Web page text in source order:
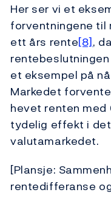
Her ser vi et
forventningene til
ett års rente[8],
et eksempel på
Markedet
hevet renten med
tydelig effekt i
valutamarkedet.
[Plansje:
rentedifferanse